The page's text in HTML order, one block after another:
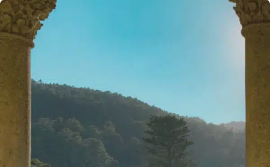
original
era:
€14,00.
é: